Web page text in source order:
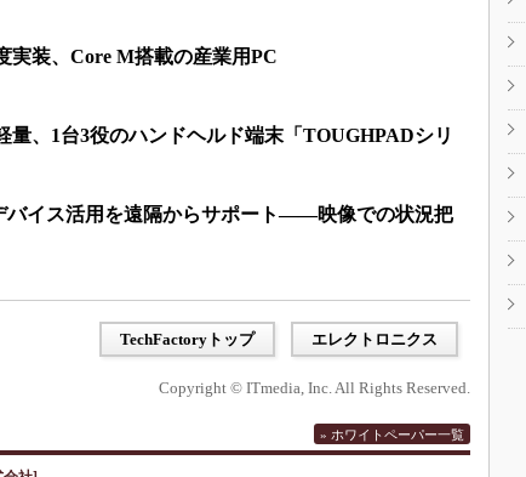
実装、Core M搭載の産業用PC
量、1台3役のハンドヘルド端末「TOUGHPADシリ
バイス活用を遠隔からサポート――映像での状況把
TechFactoryトップ エレクトロニクス
Copyright © ITmedia, Inc. All Rights Reserved.
» ホワイトペーパー一覧